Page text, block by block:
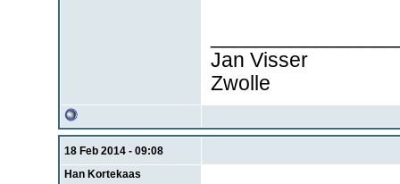
Jan Visser
Zwolle
18 Feb 2014 - 09:08
Han Kortekaas